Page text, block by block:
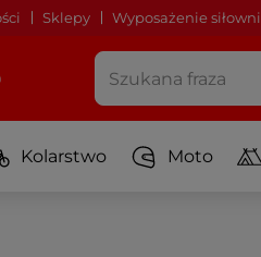
Sklepy Wyposażenie siłowni
Kolarstwo Moto